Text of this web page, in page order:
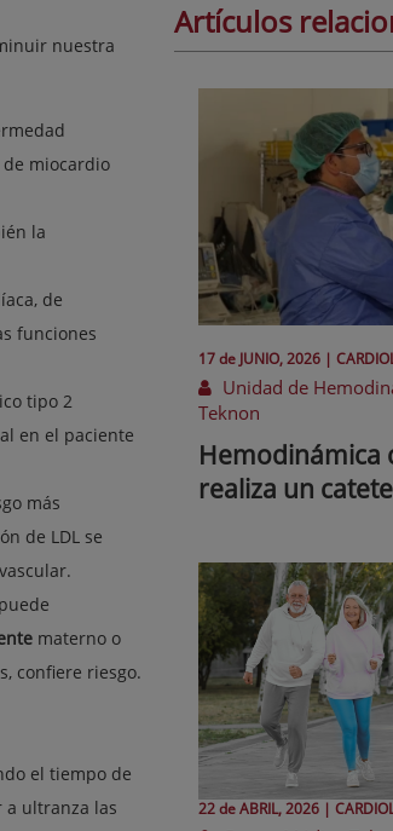
nuestra
miocardio
la
de
funciones
tipo 2
en el paciente
más
de LDL se
materno o
confiere riesgo.
el tiempo de
a ultranza las
Artículos
17 de JUNIO, 2026 |
Unidad de
Teknon
Hemodinámica
realiza un
22 deABRIL, 2026 |